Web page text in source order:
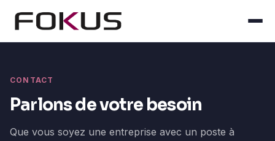
CONTACT
Parlons de votre besoin
Que vous soyez une entreprise avec un poste à